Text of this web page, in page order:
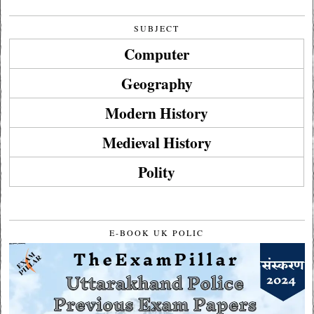
SUBJECT
Computer
Geography
Modern History
Medieval History
Polity
E-BOOK UK POLIC